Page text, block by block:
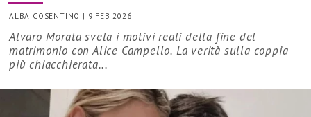
ALBA COSENTINO | 9 FEB 2026
Alvaro Morata svela i motivi reali della fine del
matrimonio con Alice Campello. La verità sulla coppia
più chiacchierata...